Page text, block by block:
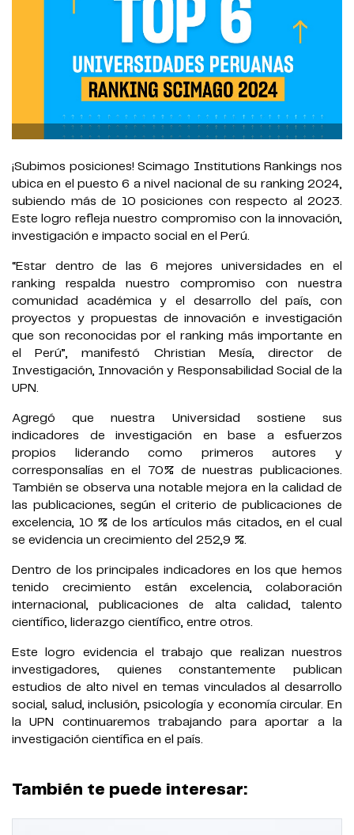
¡Subimos posiciones! Scimago Institutions Rankings nos
ubica en el puesto 6 a nivel nacional de su ranking 2024,
subiendo más de 10 posiciones con respecto al 2023.
Este logro refleja nuestro compromiso con la innovación,
investigación e impacto social en el Perú.
“Estar dentro de las 6 mejores universidades en el
ranking respalda nuestro compromiso con nuestra
comunidad académica y el desarrollo del país, con
proyectos y propuestas de innovación e investigación
que son reconocidas por el ranking más importante en
el Perú”, manifestó Christian Mesía, director de
Investigación, Innovación y Responsabilidad Social de la
UPN.
Agregó que nuestra Universidad sostiene sus
indicadores de investigación en base a esfuerzos
propios liderando como primeros autores y
corresponsalías en el 70% de nuestras publicaciones.
También se observa una notable mejora en la calidad de
las publicaciones, según el criterio de publicaciones de
excelencia, 10 % de los artículos más citados, en el cual
se evidencia un crecimiento del 252,9 %.
Dentro de los principales indicadores en los que hemos
tenido crecimiento están excelencia, colaboración
internacional, publicaciones de alta calidad, talento
científico, liderazgo científico, entre otros.
Este logro evidencia el trabajo que realizan nuestros
investigadores, quienes constantemente publican
estudios de alto nivel en temas vinculados al desarrollo
social, salud, inclusión, psicología y economía circular. En
la UPN continuaremos trabajando para aportar a la
investigación científica en el país.
También te puede interesar: